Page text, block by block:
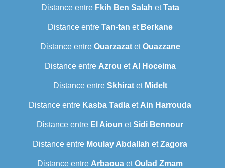
Distance entre Fkih Ben Salah etTata
Distance entre Tan-tan et Berkane
Distance entre OuarzazatetOuazzane
Distance entre Azrou et Al Hoceima
Distance entre Skhiratet Midelt
Distance entre Kasba Tadla et Ain Harrouda
Distance entre El Aioun etSidi Bennour
Distance entre Moulay Abdallah etZagora
Distance entre Arbaoua etOulad Zmam